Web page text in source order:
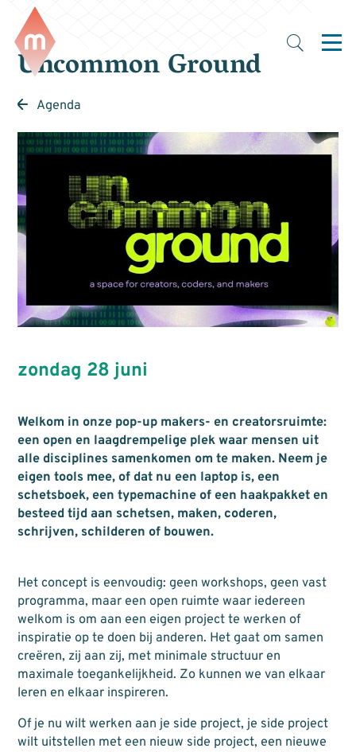
Uncommon Ground
Agenda
zondag 28 juni
Welkom in onze pop-up makers- en creatorsruimte:
een open en laagdrempelige plek waar mensen uit
alle disciplines samenkomen om te maken. Neem je
eigen tools mee, of dat nu een laptop is, een
schetsboek, een typemachine of een haakpakket en
besteed tijd aan schetsen, maken, coderen,
schrijven, schilderen of bouwen.
Het concept is eenvoudig: geen workshops, geen vast
programma, maar een open ruimte waar iedereen
welkom is om aan een eigen project te werken of
inspiratie op te doen bij anderen. Het gaat om samen
creëren, zij aan zij, met minimale structuur en
maximale toegankelijkheid. Zo kunnen we van elkaar
leren en elkaar inspireren.
Of je nu wilt werken aan je side project, je side project
wilt uitstellen met een nieuw side project, een nieuwe